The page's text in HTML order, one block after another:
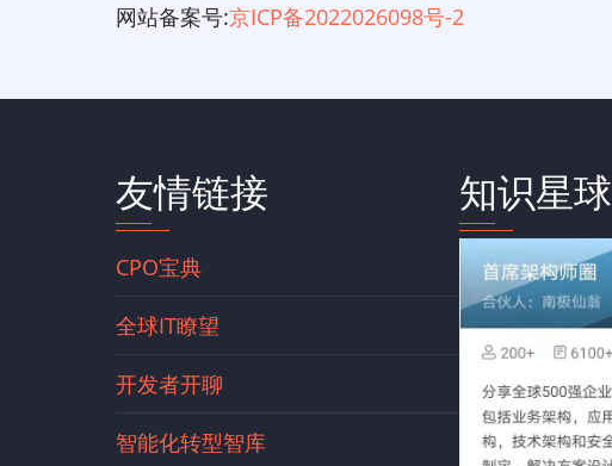
网站备案号:京ICP备2022026098号-2
友情链接
CPO宝典
全球IT瞭望
开发者开聊
智能化转型智库
知识星球